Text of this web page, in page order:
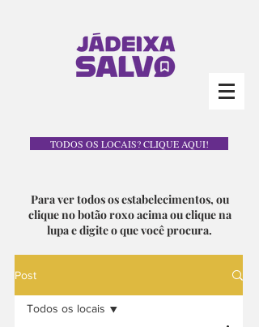
TODOS OS LOCAIS? CLIQUE AQUI!
Para ver todos os estabelecimentos, ou
clique no botão roxo acima ou clique na
lupa e digite o que você procura.
Post
Todos os locais